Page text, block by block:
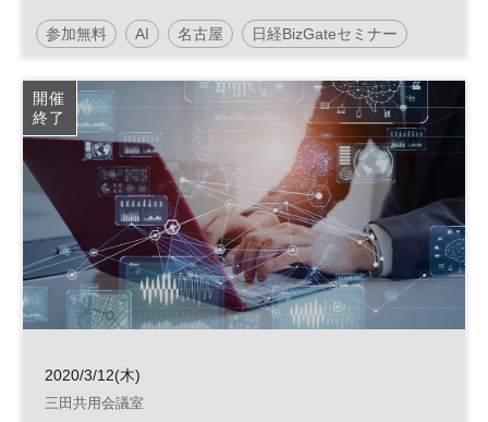
参加無料 AI 名古屋 日経BizGateセミナー
人工知能 業務効率化
RPA
開催
終了
2020/3/12(木)
三田共用会議室